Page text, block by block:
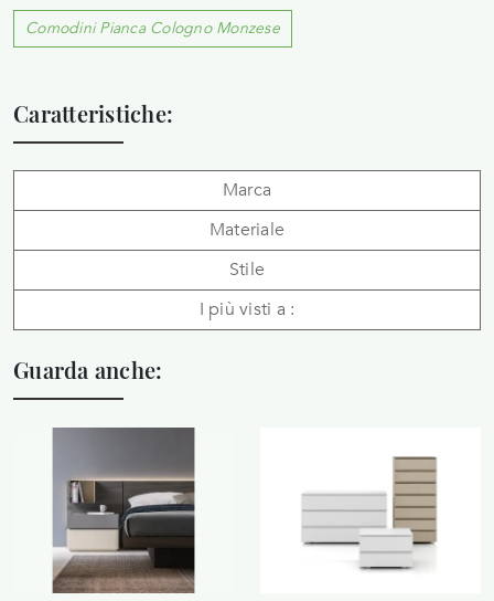
Comodini Pianca Cologno Monzese
Caratteristiche:
Marca
Materiale
Stile
I più visti a :
Guarda anche: